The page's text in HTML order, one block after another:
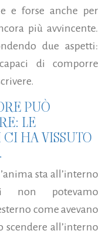
e forse anche per
più avvincente.
due aspetti:
di comporre
PUÒ
LE
HA VISSUTO
sta all’interno
non potevamo
come avevano
all’interno